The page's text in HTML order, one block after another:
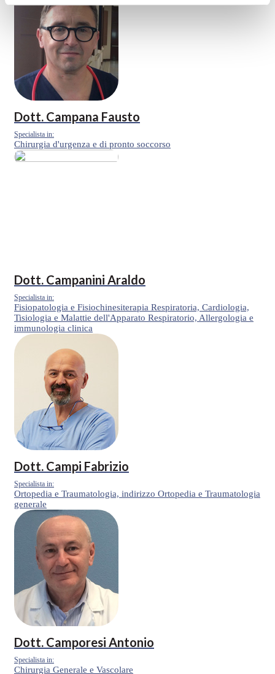
Dott. Campana Fausto
Specialista in:
Chirurgia d'urgenza e di pronto soccorso
Dott. Campanini Araldo
Specialista in:
Fisiopatologia e Fisiochinesiterapia Respiratoria, Cardiologia,
Tisiologia e Malattie dell'Apparato Respiratorio, Allergologia e
immunologia clinica
Dott. Campi Fabrizio
Specialista in:
Ortopedia e Traumatologia, indirizzo Ortopedia e Traumatologia
generale
Dott. Camporesi Antonio
Specialista in:
Chirurgia Generale e Vascolare